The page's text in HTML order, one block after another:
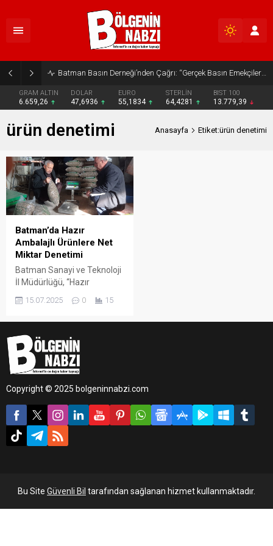
Batman Basın Derneği’nden Çağrı: “Gerçek Basın Emekçileri Desteklenmeli”
GRAM ALTIN
6.659,26
DOLAR
47,6936
EURO
55,1834
STERLİN
64,4281
BIST 100
13.779,39
ürün denetimi Anasayfa Etiket:ürün denetimi
Batman’da Hazır
Ambalajlı Ürünlere Net
Miktar Denetimi
Batman Sanayi ve Teknoloji
İl Müdürlüğü, “Hazır
Ambalajlı Mamullerin Ağırlık
ve Hacim Esasına Göre Net
kent genelinde denetim
gerçekleştirdi.
15.07.2025 0 15
Copyright © 2025 bolgeninnabzi.com
Bu Site Güvenli Bil tarafından sağlanan hizmet kullanmaktadır.